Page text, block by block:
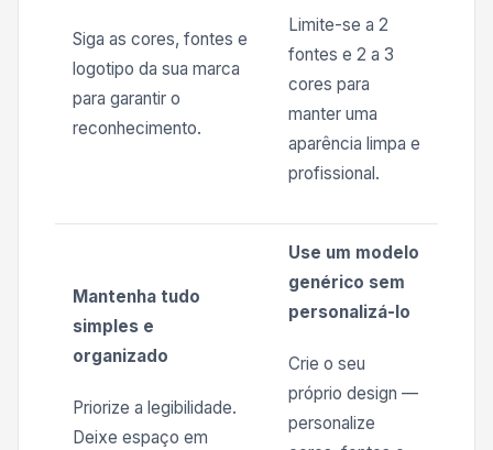
Siga as cores, fontes e
logotipo da sua marca
para garantir o
reconhecimento.
Limite-se a 2
fontes e 2 a 3
cores para
manter uma
aparência limpa e
profissional.
Mantenha tudo
simples e
organizado
Priorize a legibilidade.
Deixe espaço em
Use um modelo
genérico sem
personalizá-lo
Crie o seu
próprio design —
personalize